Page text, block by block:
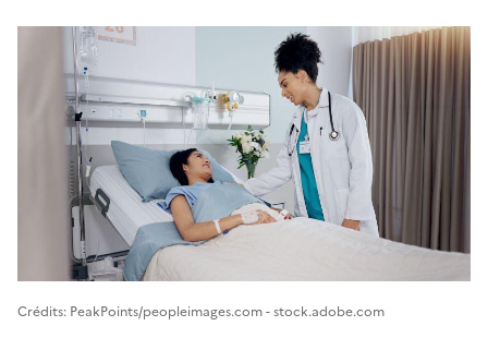
Image 1
Crédits: PeakPoints/peopleimages.com - stock.adobe.com